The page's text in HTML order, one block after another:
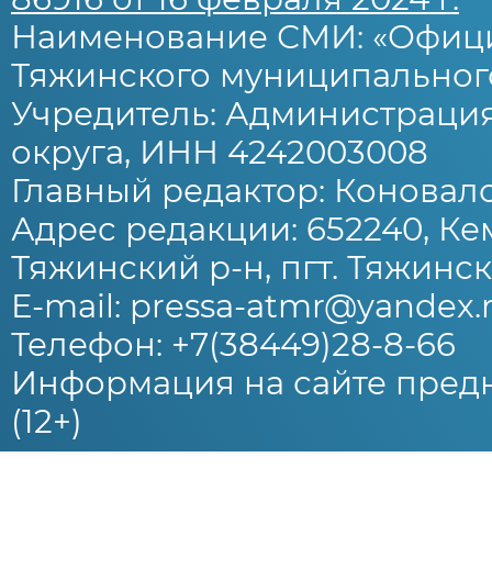
Наименование СМИ:
Тяжинского
Учредитель:
округа, ИНН 4242003008
Главный редактор:
Адрес редакции: 652240,
Тяжинский р-н, пгт.
E-mail: pressa-
Телефон: +7(38449)28-8-66
Информация на сайте
(12+)